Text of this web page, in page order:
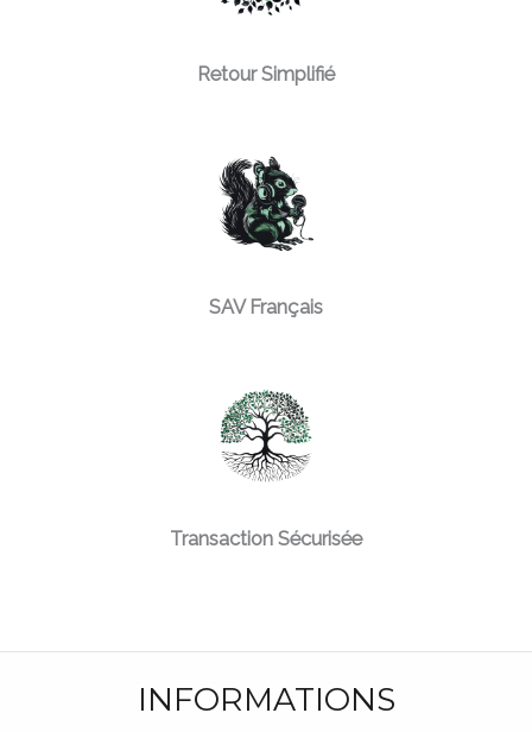
Retour Simplifié
SAV Français
Transaction Sécurisée
INFORMATIONS